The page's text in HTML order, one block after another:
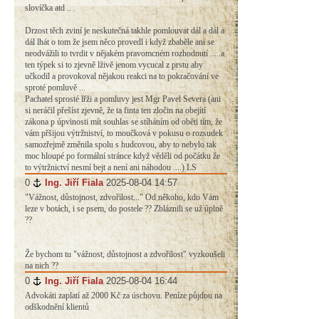
slovíčka atd ..
Drzost těch zviní je neskutečná takhle pomlouvat dál a dál a
dál lhát o tom že jsem něco provedl i když zbaběle ani se
neodvážili to tvrdit v nějakém pravomcném rozhodnutí .....a
ten týpek si to zjevně lživě jenom vycucal z prstu aby
učkodil a provokoval nějakou reakci na to pokračování ve
sproté pomluvě ...
Pachatel sprosté lřži a pomluvy jest Mgr Pavel Severa (ani
si neráčil přešíst zjevně, že ta finta ten zločin na obejítí
zákona p úpvinosti mít souhlas se stíháním od oběti tím, že
vám přšijou výtržniství, to moučková v pokusu o rozsudek
samozřejmě změnila spolu s hudcovou, aby to nebylo tak
moc hloupé po formální stránce když věděli od počátku že
to výtržnictví nesmí bejt a není ani náhodou ....) LS
0 # Ing. Jiří Fiala 2025-08-04 14:57
"Vážnost, důstojnost, zdvořilost..." Od někoho, kdo Vám
leze v botách, i se psem, do postele ?? Zbláznili se už úplně
??
Že bychom tu "vážnost, důstojnost a zdvořilost" vyzkoušeli
na nich ??
0 # Ing. Jiří Fiala 2025-08-04 16:44
Advokáti zaplatí až 2000 Kč za úschovu. Peníze půjdou na
odškodnění klientů